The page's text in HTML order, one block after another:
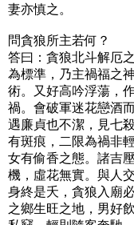
妻亦慎之。
問貪狼所主若何？
答曰：貪狼北斗解厄
為標準，乃主禍福之
術。又好高吟浮蕩，
禍。會破軍迷花戀酒
遇廉貞也不潔，見七
有斑痕，二限為禍非
女有偷香之態。諸吉
機，虛花無實。與人
身終是夭，貪狼入廟
之鄉生旺之地，男好